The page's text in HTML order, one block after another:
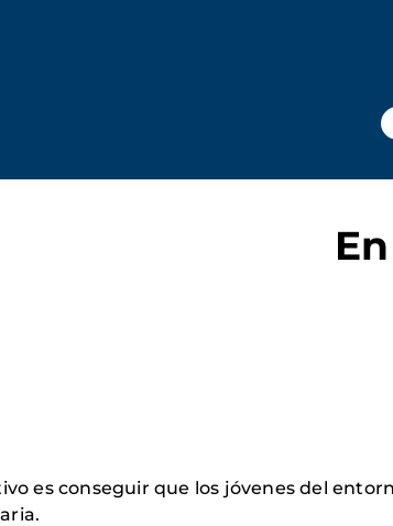
es conseguir que los jóvenes del